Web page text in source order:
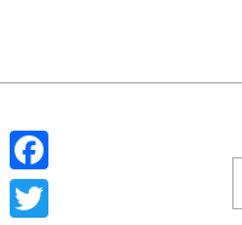
Facebook